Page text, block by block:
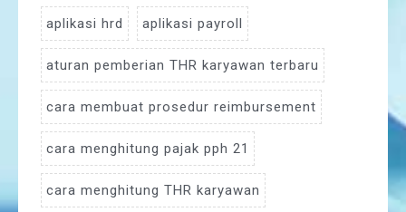
aplikasi hrd aplikasi payroll
aturan pemberian THR karyawan terbaru
cara membuat prosedur reimbursement
cara menghitung pajak pph 21
cara menghitung THR karyawan